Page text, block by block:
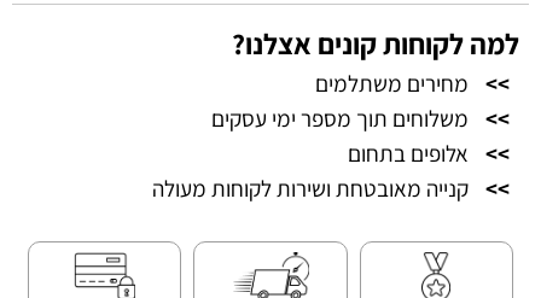
למה לקוחות קונים אצלנו?
>>
מחירים משתלמים
>>
משלוחים תוך מספר ימי עסקים
>>
אלופים בתחום
>> קנייה מאובטחת ושירות לקוחות מעולה